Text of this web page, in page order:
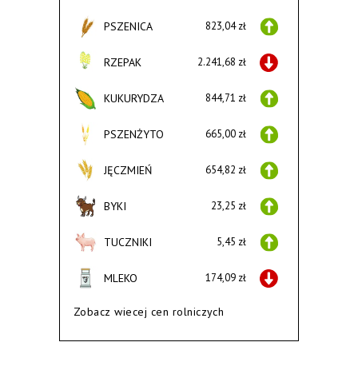
PSZENICA 823,04 zł
RZEPAK 2.241,68 zł
KUKURYDZA 844,71 zł
PSZENŻYTO 665,00 zł
JĘCZMIEŃ 654,82 zł
BYKI 23,25 zł
TUCZNIKI 5,45 zł
MLEKO 174,09 zł
Zobacz wiecej cen rolniczych